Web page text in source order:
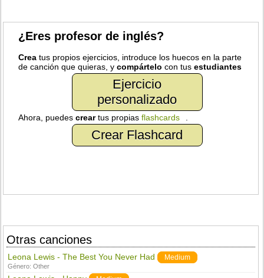
¿Eres profesor de inglés?
Crea tus propios ejercicios, introduce los huecos en la parte
de canción que quieras, ycompártelo con tusestudiantes
Ejercicio
personalizado
Ahora, puedescreartus propiasflashcards
Crear Flashcard
Otras canciones
Leona Lewis - The Best You Never Had Medium
Género:Other